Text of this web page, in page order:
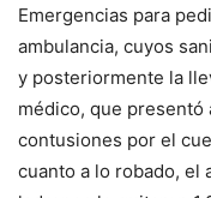
Emergencias para
ambulancia, cuyos
y posteriormente la
médico, que
contusiones por el
cuanto a lo robado, el